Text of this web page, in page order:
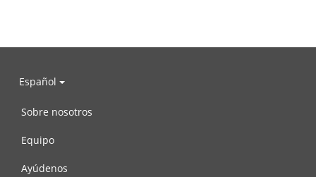
Español
Sobre nosotros
Equipo
Ayúdenos